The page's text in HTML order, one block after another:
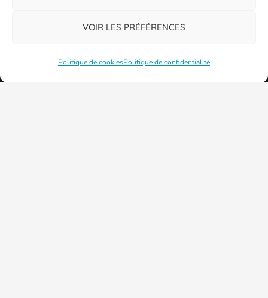
VOIR LES PRÉFÉRENCES
Politique de cookiesPolitique de confidentialité